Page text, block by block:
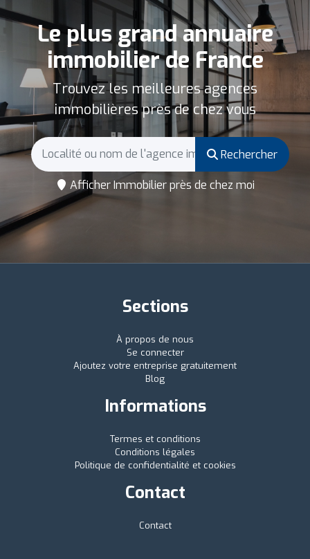
Le plus grand annuaire
immobilier de France
Trouvez les meilleures agences
immobilières près de chez vous
Rechercher
Afficher Immobilier près de chez moi
Sections
À propos de nous
Se connecter
Ajoutez votre entreprise gratuitement
Blog
Informations
Termes et conditions
Conditions légales
Politique de confidentialité et cookies
Contact
Contact